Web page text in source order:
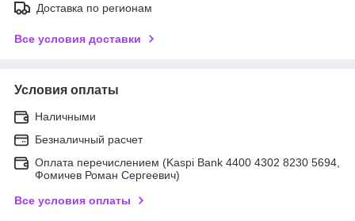
Доставка по регионам
Все условия доставки
Условия оплаты
Наличными
Безналичный расчет
Оплата перечислением (Kaspi Bank 4400 4302 8230 5694,
Фомичев Роман Сергеевич)
Все условия оплаты